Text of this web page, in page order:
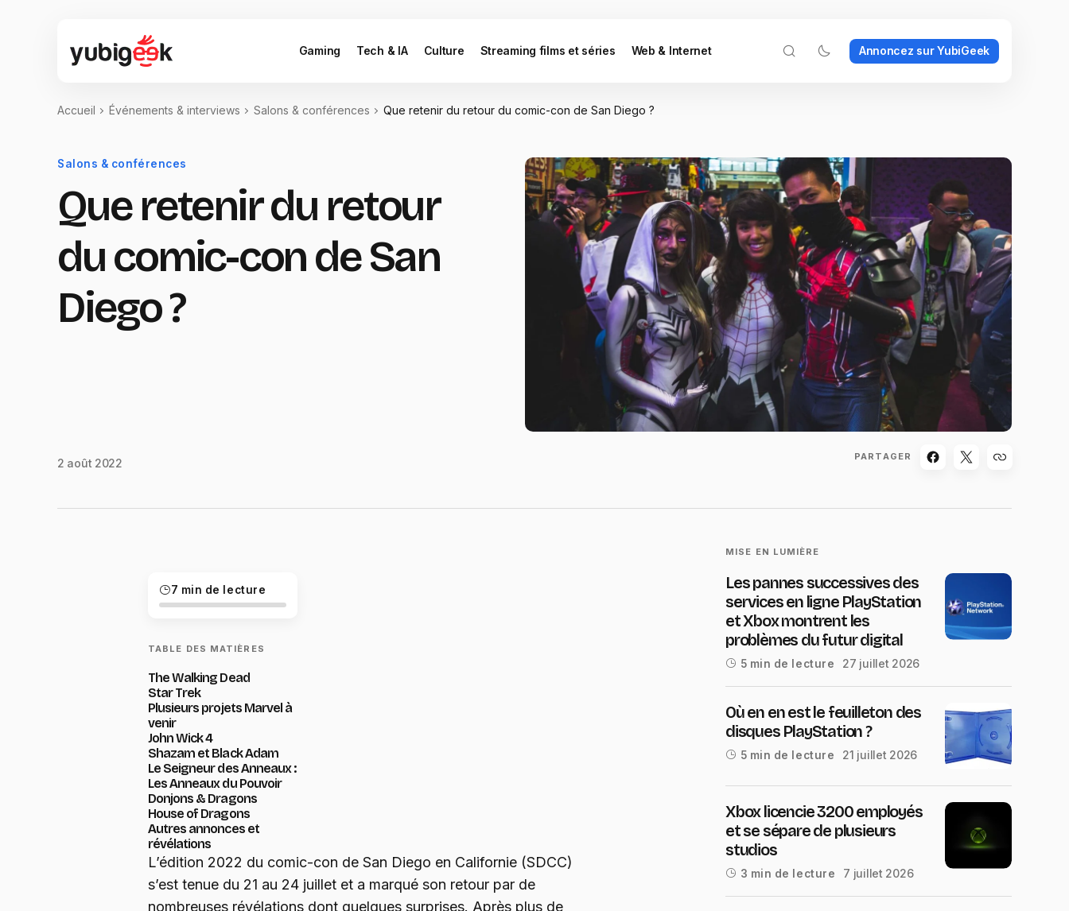
Gaming Tech & IA Culture Streaming films et séries Web & Internet Annoncez sur YubiGeek
Accueil Événements & interviews Salons & conférences Que retenir du retour du comic-con de San Diego ?
Salons & conférences
Que retenir du retour
du comic-con de San
Diego ?
2 août 2022 PARTAGER
7 min de lecture
TABLE DES MATIÈRES
The Walking Dead
Star Trek
Plusieurs projets Marvel à
venir
John Wick 4
Shazam et Black Adam
Le Seigneur des Anneaux :
Les Anneaux du Pouvoir
Donjons & Dragons
House of Dragons
Autres annonces et
révélations
L’édition 2022 du comic-con de San Diego en Californie (SDCC)
s’est tenue du 21 au 24 juillet et a marqué son retour par de
nombreuses révélations dont quelques surprises. Après plus de
MISE EN LUMIÈRE
Les pannes successives des
services en ligne PlayStation
et Xbox montrent les
problèmes du futur digital
5 min de lecture 27 juillet 2026
Où en en est le feuilleton des
disques PlayStation ?
5 min de lecture 21 juillet 2026
Xbox licencie 3200 employés
et se sépare de plusieurs
studios
3 min de lecture 7 juillet 2026